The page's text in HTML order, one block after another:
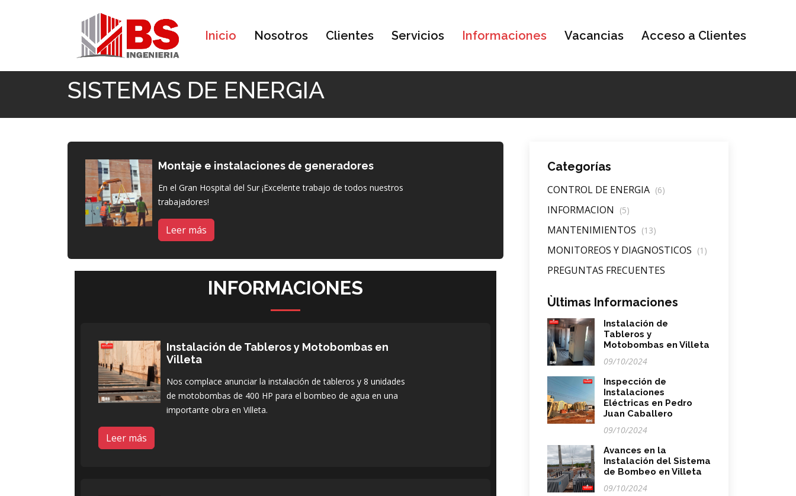
Inicio Nosotros Clientes Servicios Informaciones Vacancias Acceso a Clientes
SISTEMAS DE ENERGIA
Montaje e instalaciones de generadores
En el Gran Hospital del Sur ¡Excelente trabajo de todos nuestros
trabajadores!
Leer más
INFORMACIONES
Instalación de Tableros y Motobombas en
Villeta
Nos complace anunciar la instalación de tableros y 8 unidades
de motobombas de 400 HP para el bombeo de agua en una
importante obra en Villeta.
Leer más
Categorías
CONTROL DE ENERGIA (6)
INFORMACION (5)
MANTENIMIENTOS (13)
MONITOREOS Y DIAGNOSTICOS (1)
PREGUNTAS FRECUENTES
Ùltimas Informaciones
Instalación de
Tableros y
Motobombas en Villeta
09/10/2024
Inspección de
Instalaciones
Eléctricas en Pedro
Juan Caballero
09/10/2024
Avances en la
Instalación del Sistema
de Bombeo en Villeta
09/10/2024